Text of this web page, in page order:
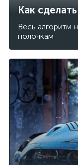
Как сделать
Весь алгоритм
полочкам